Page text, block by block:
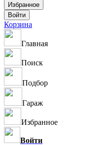
Корзина
Главная
Поиск
Подбор
Гараж
Избранное
Войти